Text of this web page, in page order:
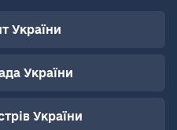
України
України
України